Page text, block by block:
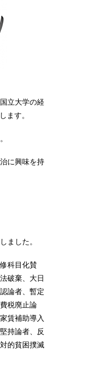
立大学の経
ます。
に興味を持
ました。
科目化賛
破棄、大日
論者、暫定
税廃止論
賃補助導入
持論者、反
的貧困撲滅